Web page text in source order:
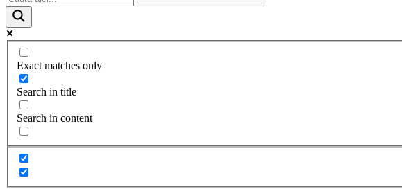
Exact matches only
Search in title
Search in content